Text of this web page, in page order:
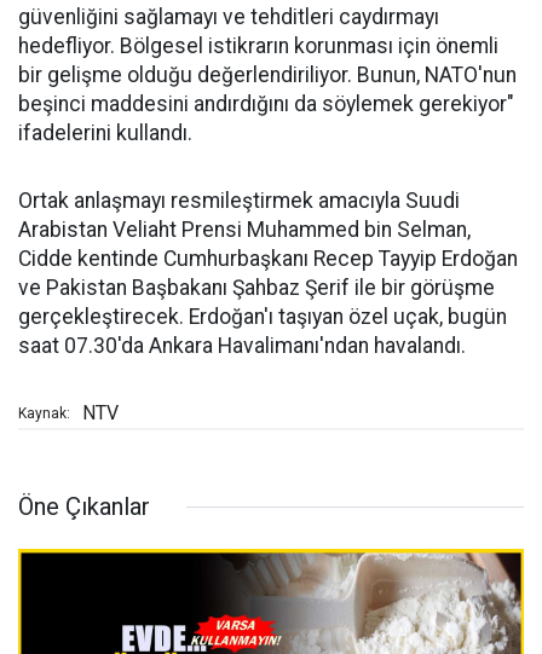
güvenliğini sağlamayı ve tehditleri caydırmayı
hedefliyor. Bölgesel istikrarın korunması için önemli
bir gelişme olduğu değerlendiriliyor. Bunun, NATO'nun
beşinci maddesini andırdığını da söylemek gerekiyor"
ifadelerini kullandı.
Ortak anlaşmayı resmileştirmek amacıyla Suudi
Arabistan Veliaht Prensi Muhammed bin Selman,
Cidde kentinde Cumhurbaşkanı Recep Tayyip Erdoğan
ve Pakistan Başbakanı Şahbaz Şerif ile bir görüşme
gerçekleştirecek. Erdoğan'ı taşıyan özel uçak, bugün
saat 07.30'da Ankara Havalimanı'ndan havalandı.
Kaynak: NTV
Öne Çıkanlar